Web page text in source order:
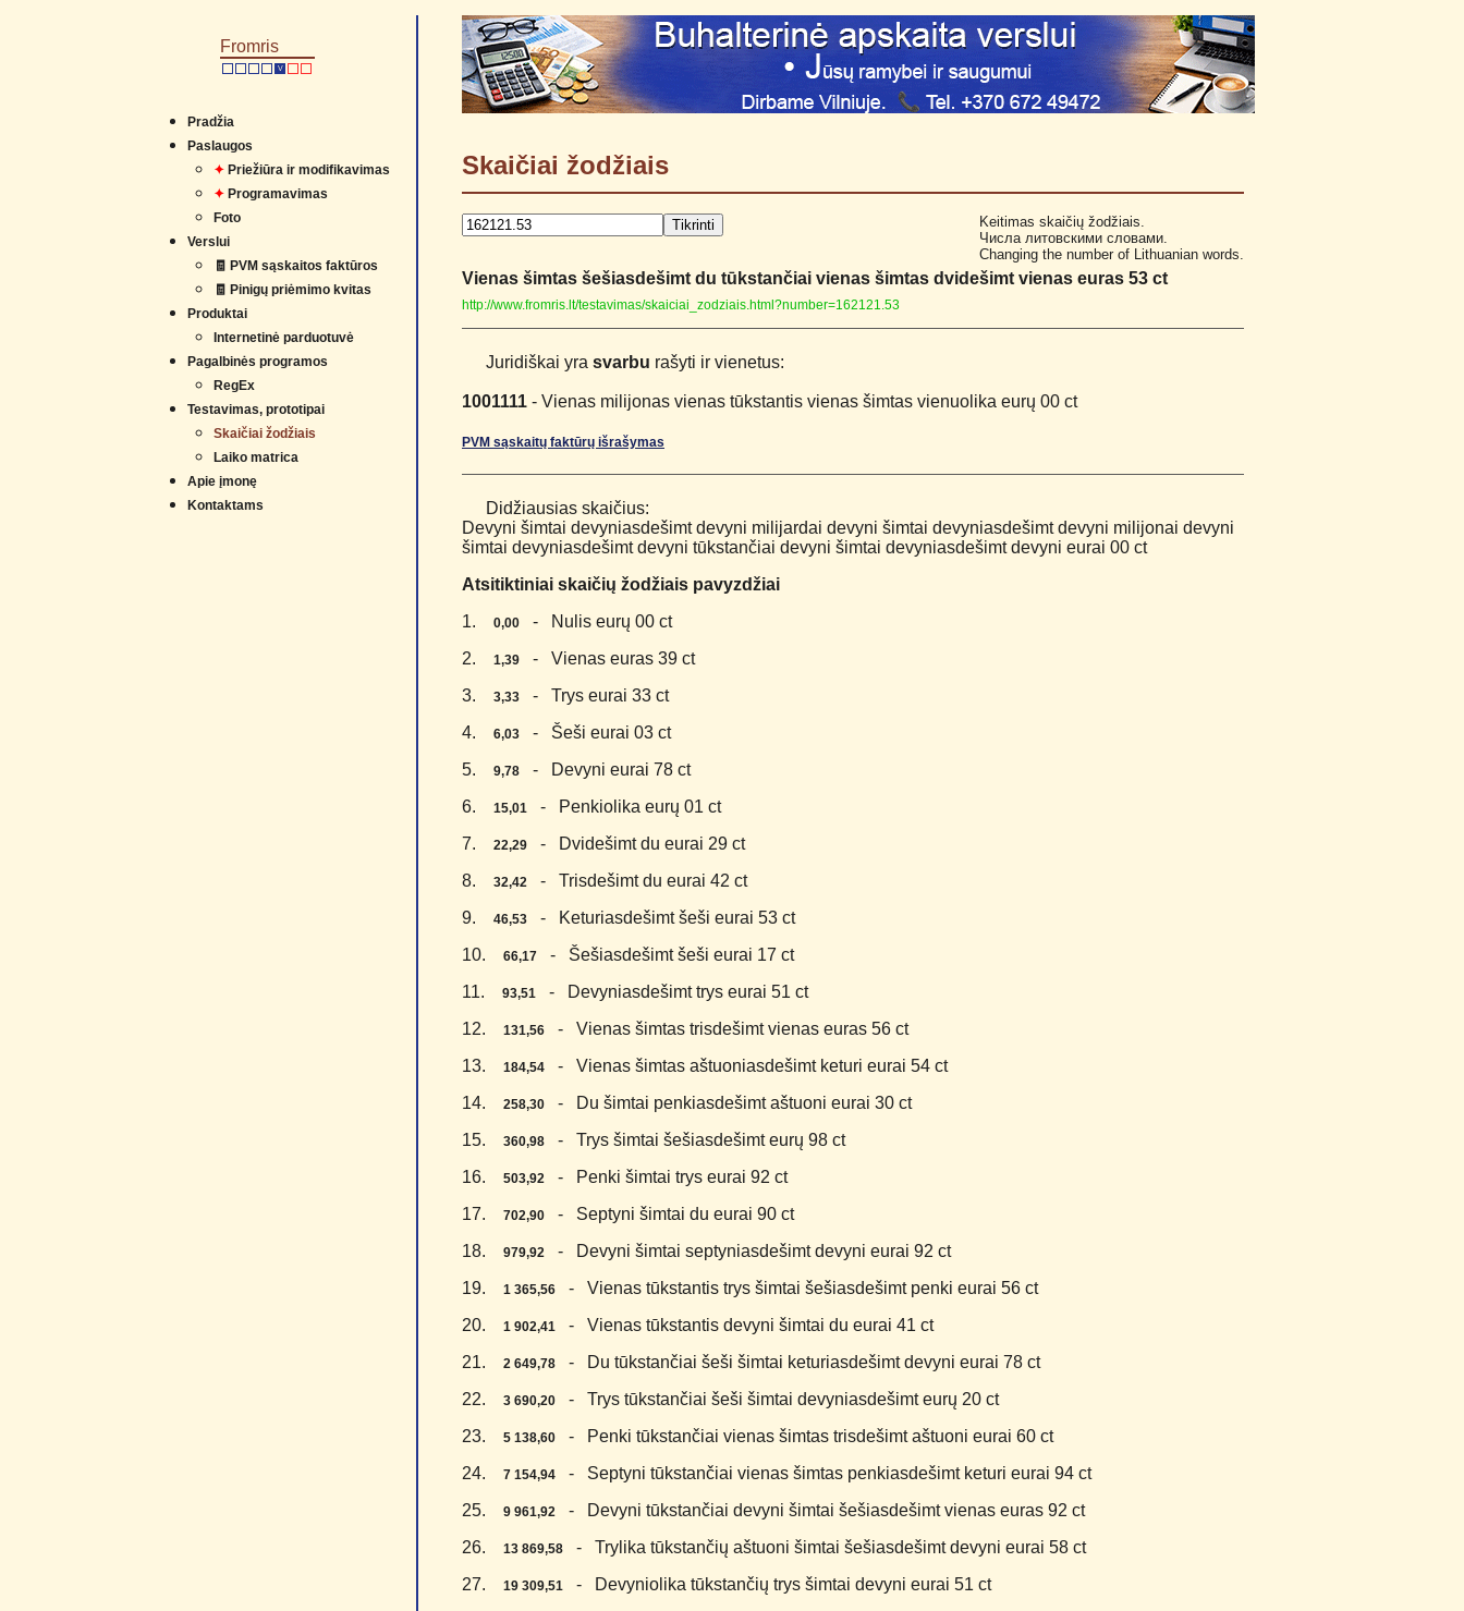
Fromris
V
Pradžia
Paslaugos
✦ Priežiūra ir modifikavimas
✦ Programavimas
Foto
Verslui
🧾 PVM sąskaitos faktūros
🧾 Pinigų priėmimo kvitas
Produktai
Internetinė parduotuvė
Pagalbinės programos
RegEx
Testavimas, prototipai
Skaičiai žodžiais
Laiko matrica
Apie įmonę
Kontaktams
Skaičiai žodžiais
Keitimas skaičių žodžiais.
Числа литовскими словами.
Changing the number of Lithuanian words.
Vienas šimtas šešiasdešimt du tūkstančiai vienas šimtas dvidešimt vienas euras 53 ct
http://www.fromris.lt/testavimas/skaiciai_zodziais.html?number=162121.53
Juridiškai yra svarbu rašyti ir vienetus:
1001111 - Vienas milijonas vienas tūkstantis vienas šimtas vienuolika eurų 00 ct
PVM sąskaitų faktūrų išrašymas
Didžiausias skaičius:
Devyni šimtai devyniasdešimt devyni milijardai devyni šimtai devyniasdešimt devyni milijonai devyni
šimtai devyniasdešimt devyni tūkstančiai devyni šimtai devyniasdešimt devyni eurai 00 ct
Atsitiktiniai skaičių žodžiais pavyzdžiai
1.
0,00
- Nulis eurų 00 ct
2.
1,39
- Vienas euras 39 ct
3.
3,33
- Trys eurai 33 ct
4.
6,03
- Šeši eurai 03 ct
5.
9,78
- Devyni eurai 78 ct
6.
15,01
- Penkiolika eurų 01 ct
7.
22,29
- Dvidešimt du eurai 29 ct
8.
32,42
- Trisdešimt du eurai 42 ct
9.
46,53
- Keturiasdešimt šeši eurai 53 ct
10.
66,17
- Šešiasdešimt šeši eurai 17 ct
11.
93,51
- Devyniasdešimt trys eurai 51 ct
12.
131,56
- Vienas šimtas trisdešimt vienas euras 56 ct
13.
184,54
- Vienas šimtas aštuoniasdešimt keturi eurai 54 ct
14.
258,30
- Du šimtai penkiasdešimt aštuoni eurai 30 ct
15.
360,98
- Trys šimtai šešiasdešimt eurų 98 ct
16.
503,92
- Penki šimtai trys eurai 92 ct
17.
702,90
- Septyni šimtai du eurai 90 ct
18.
979,92
- Devyni šimtai septyniasdešimt devyni eurai 92 ct
19.
1 365,56
- Vienas tūkstantis trys šimtai šešiasdešimt penki eurai 56 ct
20.
1 902,41
- Vienas tūkstantis devyni šimtai du eurai 41 ct
21.
2 649,78
- Du tūkstančiai šeši šimtai keturiasdešimt devyni eurai 78 ct
22.
3 690,20
- Trys tūkstančiai šeši šimtai devyniasdešimt eurų 20 ct
23.
5 138,60
- Penki tūkstančiai vienas šimtas trisdešimt aštuoni eurai 60 ct
24.
7 154,94
- Septyni tūkstančiai vienas šimtas penkiasdešimt keturi eurai 94 ct
25.
9 961,92
- Devyni tūkstančiai devyni šimtai šešiasdešimt vienas euras 92 ct
26.
13 869,58
- Trylika tūkstančių aštuoni šimtai šešiasdešimt devyni eurai 58 ct
27.
19 309,51
- Devyniolika tūkstančių trys šimtai devyni eurai 51 ct